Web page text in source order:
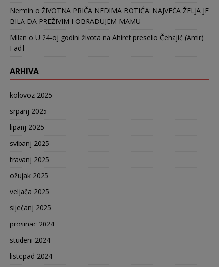
Nermin o ŽIVOTNA PRIČA NEDIMA BOTIĆA: NAJVEĆA ŽELJA JE
BILA DA PREŽIVIM I OBRADUJEM MAMU
Milan o U 24-oj godini života na Ahiret preselio Čehajić (Amir)
Fadil
ARHIVA
kolovoz 2025
srpanj 2025
lipanj 2025
svibanj 2025
travanj 2025
ožujak 2025
veljača 2025
siječanj 2025
prosinac 2024
studeni 2024
listopad 2024